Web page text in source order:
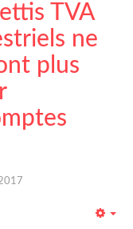
TVA
ne
plus